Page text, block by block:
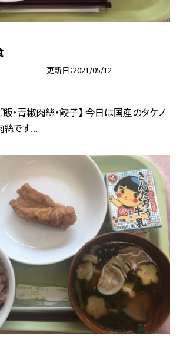
更新日 2021/05/12
飯・青椒肉絲・餃子】 今日は国産のタケノ
絲です...